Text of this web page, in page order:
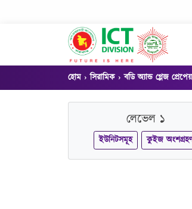
হোম সিরামিক বডি অ্যান্ড গ্লেজ
লেভেল ১
ইউনিটসমূহ কুইজ